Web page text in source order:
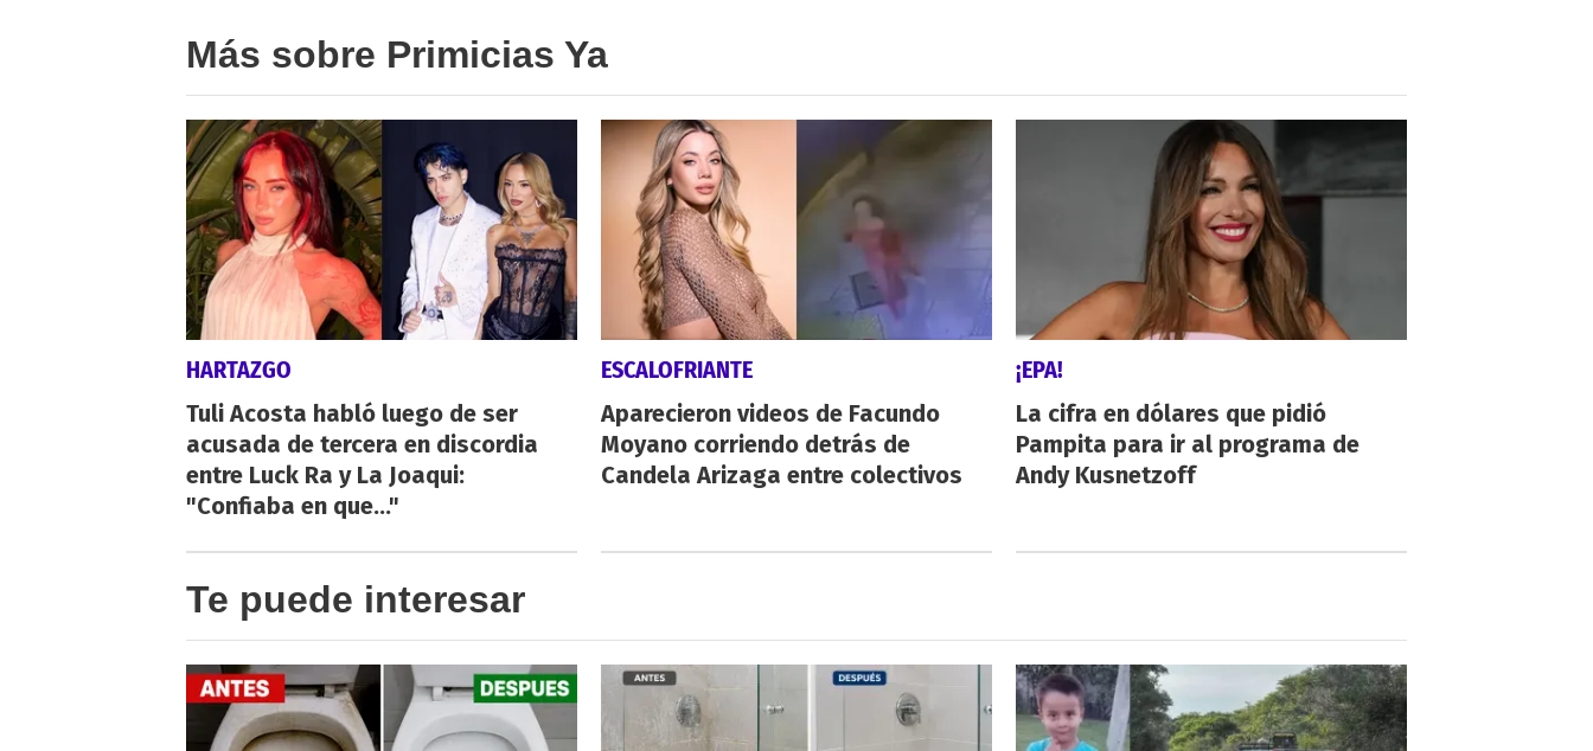
Más sobre Primicias Ya
HARTAZGO
Tuli Acosta habló luego de ser
acusada de tercera en discordia
entre Luck Ra y La Joaqui:
"Confiaba en que..."
ESCALOFRIANTE
Aparecieron videos de Facundo
Moyano corriendo detrás de
Candela Arizaga entre colectivos
¡EPA!
La cifra en dólares que pidió
Pampita para ir al programa de
Andy Kusnetzoff
Te puede interesar